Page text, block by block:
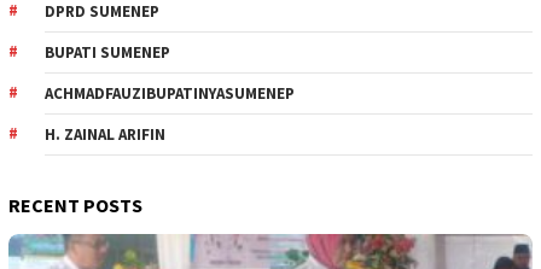
DPRD SUMENEP
BUPATI SUMENEP
ACHMADFAUZIBUPATINYASUMENEP
H. ZAINAL ARIFIN
RECENT POSTS